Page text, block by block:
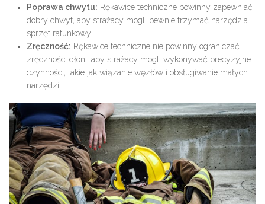
Poprawa chwytu: Rękawice techniczne powinny zapewniać
dobry chwyt, aby strażacy mogli pewnie trzymać narzędzia i
sprzęt ratunkowy.
Zręczność: Rękawice techniczne nie powinny ograniczać
zręczności dłoni, aby strażacy mogli wykonywać precyzyjne
czynności, takie jak wiązanie węzłów i obsługiwanie małych
narzędzi.